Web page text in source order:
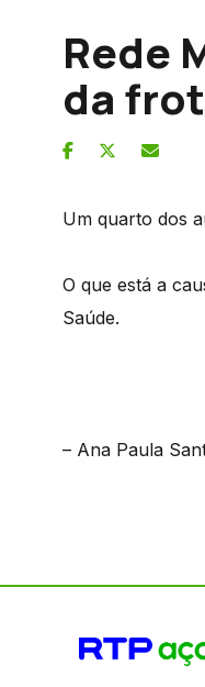
Rede
da
Um quarto dos
O que está a
Saúde.
– Ana Paula